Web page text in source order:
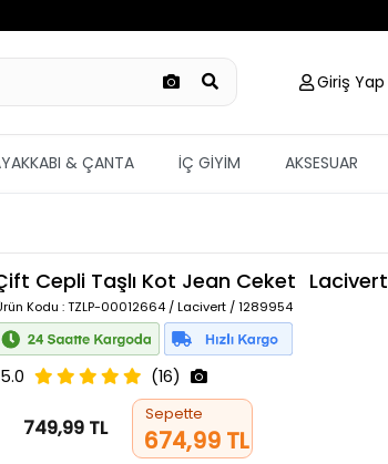
Giriş Yap
& ÇANTA İÇ GİYİM AKSESUAR
Cepli Taşlı Kot Jean Ceket Lacivert
Kodu : TZLP-00012664 / Lacivert / 1289954
5.0 (16)
749,99 TL
Sepette
674,99 TL